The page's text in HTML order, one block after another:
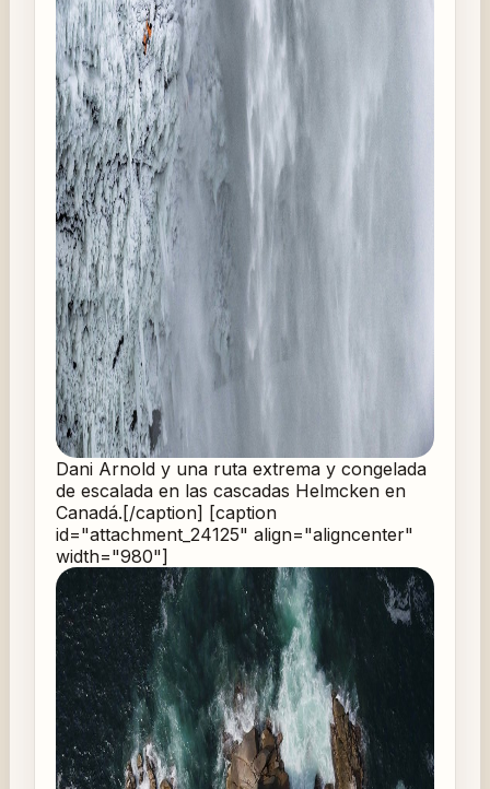
Dani Arnold y una ruta extrema y congelada
de escalada en las cascadas Helmcken en
Canadá.[/caption] [caption
id="attachment_24125" align="aligncenter"
width="980"]